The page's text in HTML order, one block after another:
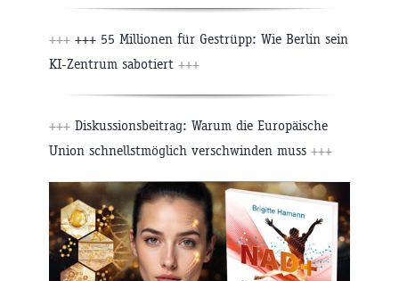
+++ +++ 55 Millionen für Gestrüpp: Wie Berlin sein
KI-Zentrum sabotiert +++
+++ Diskussionsbeitrag: Warum die Europäische
Union schnellstmöglich verschwinden muss +++